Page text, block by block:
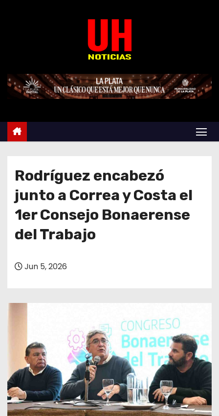
e
Rodríguez encabezó
junto a Correa y Costa el
1er Consejo Bonaerense
del Trabajo
Jun 5, 2026